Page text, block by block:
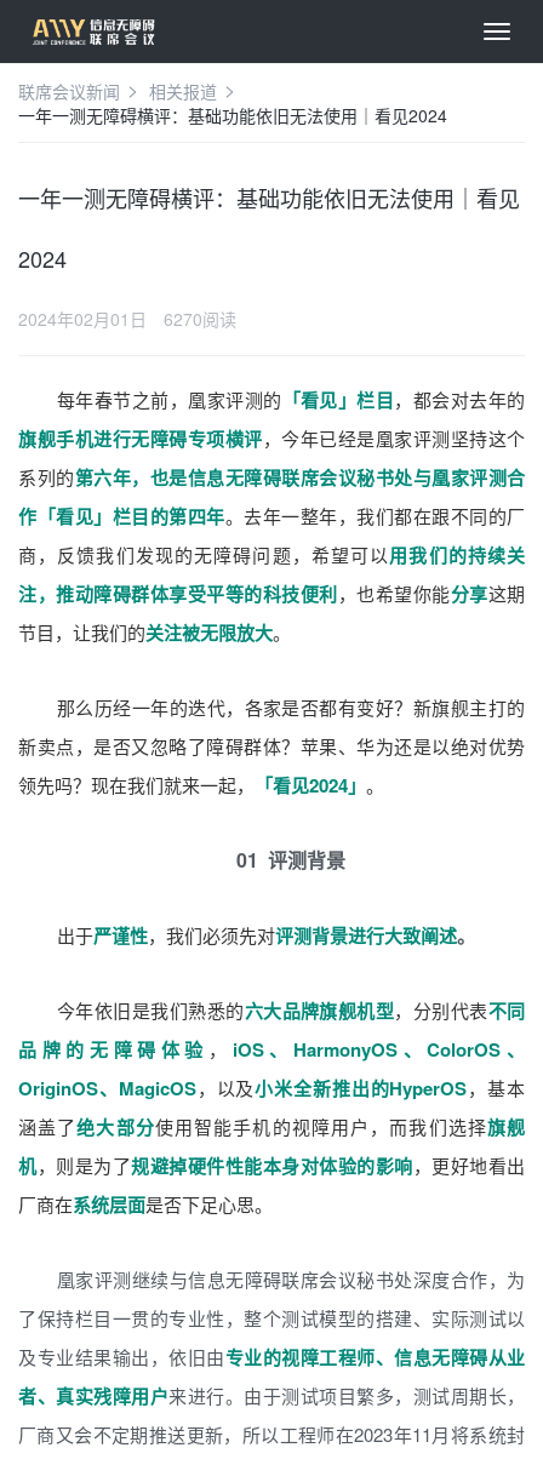
联席会议新闻
相关报道
一年一测无障碍横评：基础功能依旧无法使用｜看见2024
一年一测无障碍横评：基础功能依旧无法使用｜看见
2024
2024年02月01日 6270阅读
每年春节之前，凰家评测的 「看见」栏目，都会对去年的
旗舰手机进行无障碍专项横评，今年已经是凰家评测坚持这个
系列的第六年，也是信息无障碍联席会议秘书处与凰家评测合
作「看见」栏目的第四年。去年一整年，我们都在跟不同的厂
商，反馈我们发现的无障碍问题，希望可以用我们的持续关
注，推动障碍群体享受平等的科技便利，也希望你能分享这期
节目，让我们的关注被无限放大。
那么历经一年的迭代，各家是否都有变好？新旗舰主打的
新卖点，是否又忽略了障碍群体？苹果、华为还是以绝对优势
领先吗？现在我们就来一起，
「看见2024」 。
01 评测背景
出于严谨性，我们必须先对评测背景进行大致阐述。
今年依旧是我们熟悉的六大品牌旗舰机型，分别代表不同
品牌的无障碍体验 ， iOS、HarmonyOS、ColorOS、
OriginOS、MagicOS，以及小米全新推出的HyperOS，基本
涵盖了绝大部分使用智能手机的视障用户，而我们选择旗舰
机，则是为了规避掉硬件性能本身对体验的影响，更好地看出
厂商在系统层面是否下足心思。
凰家评测继续与信息无障碍联席会议秘书处深度合作，为
了保持栏目一贯的专业性，整个测试模型的搭建、实际测试以
及专业结果输出，依旧由专业的视障工程师、信息无障碍从业
者、真实残障用户来进行。由于测试项目繁多，测试周期长，
厂商又会不定期推送更新，所以工程师在2023年11月将系统封